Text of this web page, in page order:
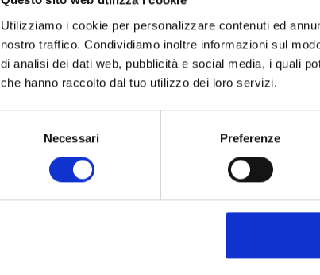
Utilizziamo i cookie per personalizzare contenuti ed
nostro traffico. Condividiamo inoltre informazioni sul
di analisi dei dati web, pubblicità e social media, i quali
che hanno raccolto dal tuo utilizzo dei loro servizi.
Necessari Preferenze